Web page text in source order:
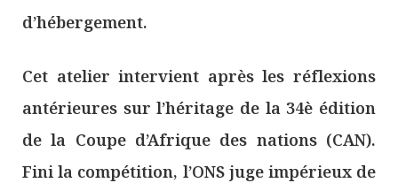
d’hébergement.
Cet atelier intervient après les réflexions
antérieures sur l’héritage de la 34è édition
de la Coupe d’Afrique des nations (CAN).
Fini la compétition, l’ONS juge impérieux de